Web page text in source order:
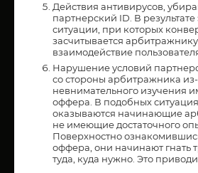
Действия антивирусов,
партнерский ID. В результате
ситуации, при которых
засчитывается
взаимодействие
Нарушение условий
со стороны арбитражника
невнимательного изучения
оффера. В подобных
оказываются начинающие
не имеющие достаточного
Поверхностно
оффера, они начинают гнать
туда, куда нужно. Это